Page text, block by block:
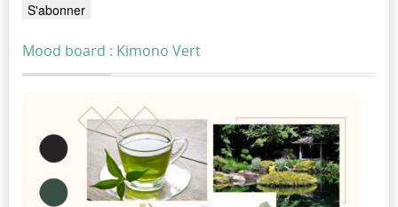
Mood board : Kimono Vert